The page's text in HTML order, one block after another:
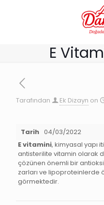
E
Tarafından Ek Dizayn on
Tarih 04/03/2022
E vitamini, kimyasal yapı
antisterilite vitamin olarak
çözünen önemli bir
zarları ve lipoproteinlerde
görmektedir.